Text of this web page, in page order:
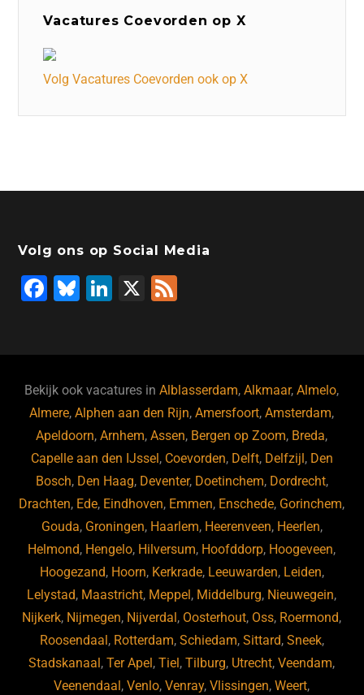
Vacatures Coevorden op X
Volg Vacatures Coevorden ook op X
Volg ons op Social Media
F
b
o
o
k
Bl
ky
Li
dI
n
X
Bekijk ook vacatures inAlblasserdam,Alkmaar,Almelo,
Almere,Alphen aan den Rijn,Amersfoort,Amsterdam,
Apeldoorn,Arnhem,Assen, Bergen op Zoom, Breda,
Capelle aan den IJssel, Coevorden, Delft, Delfzijl, Den
Bosch, Den Haag, Deventer, Doetinchem, Dordrecht,
Drachten, Ede, Eindhoven, Emmen, Enschede, Gorinchem,
Gouda, Groningen, Haarlem, Heerenveen, Heerlen,
Helmond, Hengelo, Hilversum, Hoofddorp, Hoogeveen,
Hoogezand, Hoorn, Kerkrade, Leeuwarden, Leiden,
Lelystad, Maastricht, Meppel, Middelburg, Nieuwegein,
Nijkerk, Nijmegen, Nijverdal, Oosterhout, Oss, Roermond,
Roosendaal, Rotterdam, Schiedam, Sittard, Sneek,
Stadskanaal,Ter Apel,Tiel,Tilburg, Utrecht,Veendam,
Veenendaal,Venlo,Venray,Vlissingen,Weert,